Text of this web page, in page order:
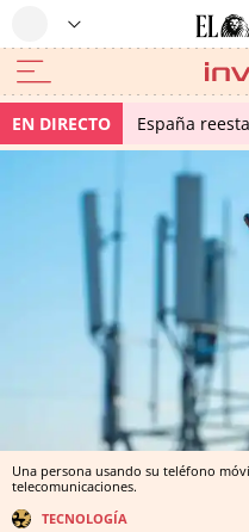
EN DIRECTO España
Una persona usando su teléfono
telecomunicaciones.
TECNOLOGÍA